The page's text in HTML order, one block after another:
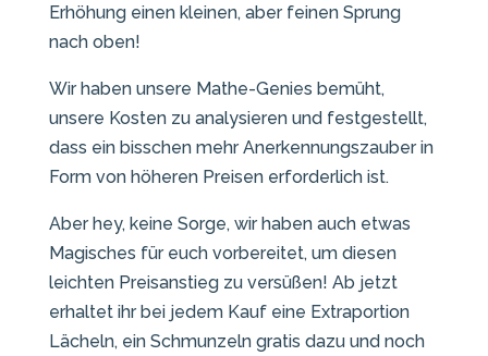
Erhöhung einen kleinen, aber feinen Sprung
nach oben!
Wir haben unsere Mathe-Genies bemüht,
unsere Kosten zu analysieren und festgestellt,
dass ein bisschen mehr Anerkennungszauber in
Form von höheren Preisen erforderlich ist.
Aber hey, keine Sorge, wir haben auch etwas
Magisches für euch vorbereitet, um diesen
leichten Preisanstieg zu versüßen! Ab jetzt
erhaltet ihr bei jedem Kauf eine Extraportion
Lächeln, ein Schmunzeln gratis dazu und noch